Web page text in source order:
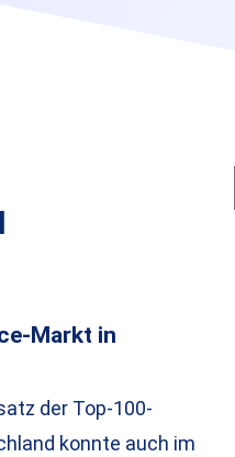
Markt in
der Top-100-
konnte auch im